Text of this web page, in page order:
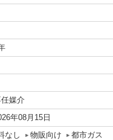
媒介
年08月15日
なし
物販向け 都市ガス